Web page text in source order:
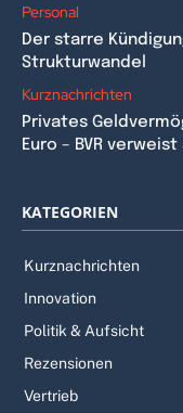
Personal
Der starre
Strukturwandel
Kurznachrichten
Privates
Euro – BVR
KATEGORIEN
Kurznachrichten
Innovation
Politik & Aufsicht
Rezensionen
Vertrieb